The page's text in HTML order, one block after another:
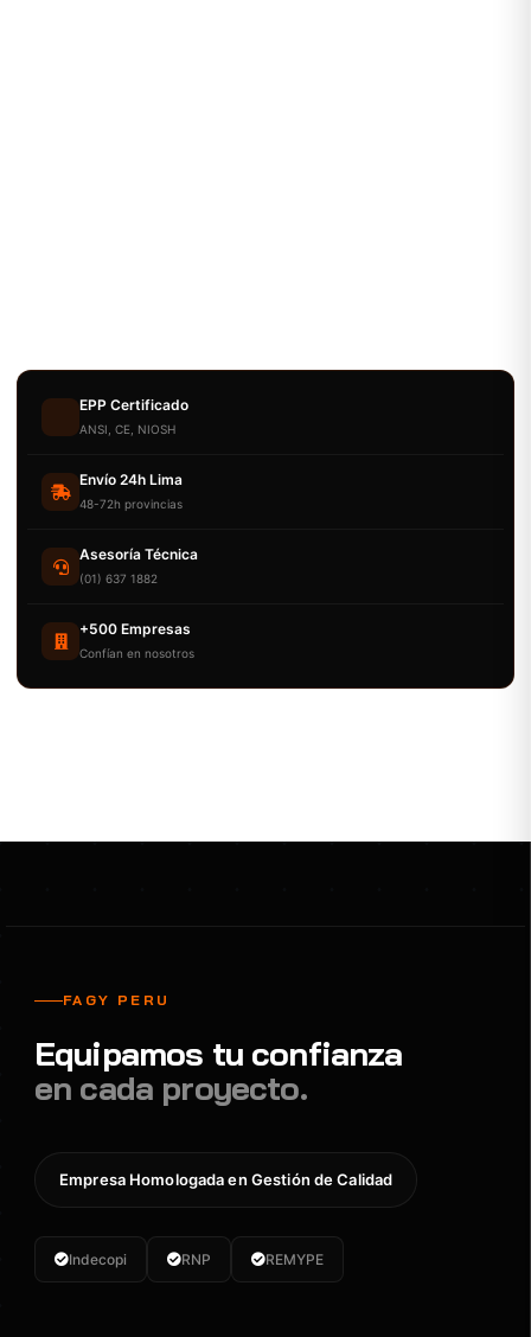
EPP Certificado
ANSI, CE, NIOSH
Envío 24h Lima
48-72h provincias
Asesoría Técnica
(01) 637 1882
+500 Empresas
Confían en nosotros
FAGY PERU
Equipamos tu confianza
en cada proyecto.
Empresa Homologada en Gestión de Calidad
Indecopi RNP REMYPE